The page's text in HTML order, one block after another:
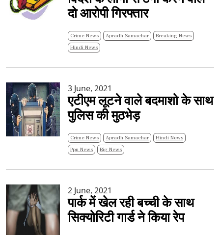
दो आरोपी गिरफ्तार
Crime News Apradh Samachar
Breaking News
Hindi News
3 June, 2021
एटीएम लूटने वाले बदमाशो के साथ
पुलिस की मुठभेड़
Crime News Apradh Samachar
Hindi News
Ppn News
Big News
2 June, 2021
पार्क में खेल रही बच्ची के साथ
सिक्योरिटी गार्ड ने किया रेप